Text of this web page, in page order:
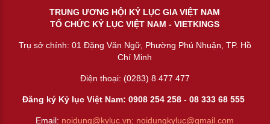
TRUNG ƯƠNG HỘI KỶ LỤC GIA VIỆT NAM
TỔ CHỨC KỶ LỤC VIỆT NAM - VIETKINGS
Trụ sở chính: 01 Đặng Văn Ngữ, Phường Phú Nhuận, TP. Hồ
Chí Minh
Điện thoại: (0283) 8 477 477
Đăng ký Kỷ lục Việt Nam: 0908 254 258 -08 333 68 555
Email: noidung@kyluc.vn; noidungkyluc@gmail.com